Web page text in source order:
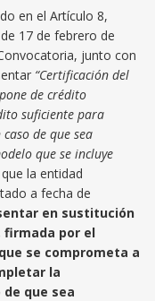
en el Artículo 8,
17 de febrero de
junto con
“Certificación del
de crédito
suficiente para
de que sea
que se incluye
la entidad
a fecha de
en sustitución
firmada por el
se comprometa a
la
que sea